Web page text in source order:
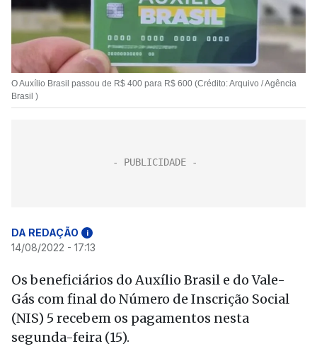
O Auxílio Brasil passou de R$ 400 para R$ 600 (Crédito: Arquivo / Agência
Brasil )
DA REDAÇÃO i
14/08/2022 - 17:13
Os beneficiários do Auxílio Brasil e do Vale-
Gás com final do Número de Inscrição Social
(NIS) 5 recebem os pagamentos nesta
segunda-feira (15).